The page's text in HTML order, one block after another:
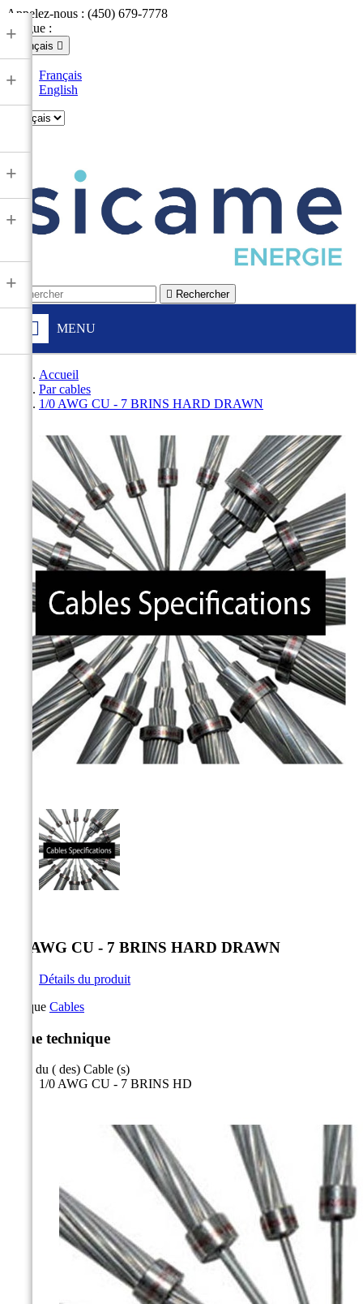
Appelez-nous : (450) 679-7778
Langue :
Français 
Français
English
 Rechercher
MENU
+
+
+
+
+
Accueil
Par cables
1/0 AWG CU - 7 BRINS HARD DRAWN
1/0 AWG CU - 7 BRINS HARD DRAWN
Détails du produit
Marque Cables
Fiche technique
Nom du ( des) Cable (s)
1/0 AWG CU - 7 BRINS HD